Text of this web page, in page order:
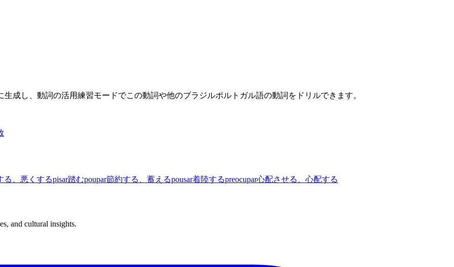
成し、動詞の活用練習モードでこの動詞や他のブラジルポルトガル語の動詞をドリルできます。
る、悪くするpisar踏むpoupar節約する、蓄えるpousar着陸するpreocupar心配させる、心配する
and cultural insights.